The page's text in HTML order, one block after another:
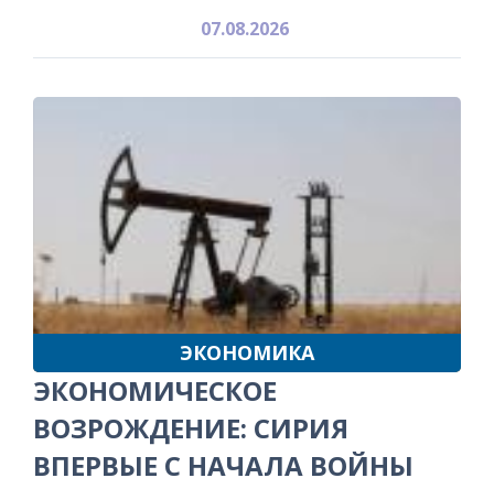
07.08.2026
ЭКОНОМИКА
ЭКОНОМИЧЕСКОЕ
ВОЗРОЖДЕНИЕ: СИРИЯ
ВПЕРВЫЕ С НАЧАЛА ВОЙНЫ